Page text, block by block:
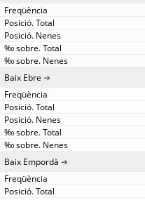
Baix Ebre
Baix Empordà